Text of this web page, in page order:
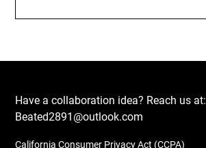
Have a collaboration idea? Reach us at:
Beated2891@outlook.com
California Consumer Privacy Act (CCPA)